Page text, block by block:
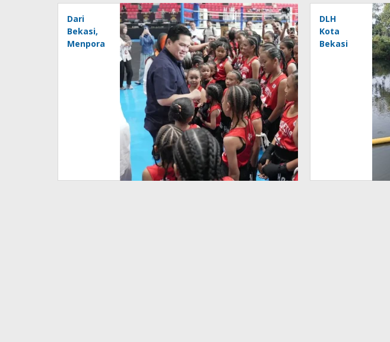
Dari
Bekasi,
Menpora
DLH
Kota
Bekasi
Pencemaran
Laboratorium
Kualitas